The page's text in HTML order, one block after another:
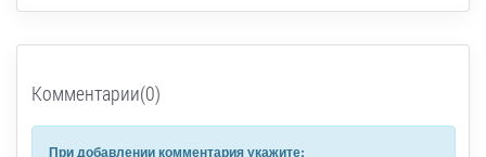
Комментарии(0)
При добавлении комментария укажите: